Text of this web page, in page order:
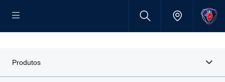
Produtos